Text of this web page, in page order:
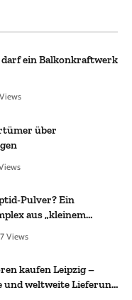
ein Balkonkraftwerk
Views
über
Pulver? Ein
aus „kleinem
Views
kaufen Leipzig –
und weltweite Lieferung